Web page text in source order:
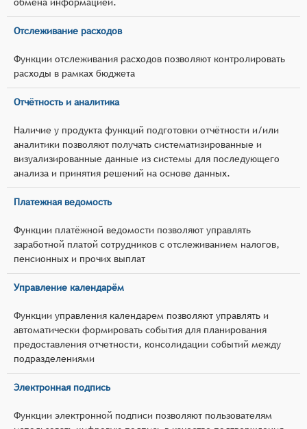
Отслеживание расходов
Функции отслеживания расходов позволяют контролировать
расходы в рамках бюджета
Отчётность и аналитика
Наличие у продукта функций подготовки отчётности и/или
аналитики позволяют получать систематизированные и
визуализированные данные из системы для последующего
анализа и принятия решений на основе данных.
Платежная ведомость
Функции платёжной ведомости позволяют управлять
заработной платой сотрудников с отслеживанием налогов,
пенсионных и прочих выплат
Управление календарём
Функции управления календарем позволяют управлять и
автоматически формировать события для планирования
предоставления отчетности, консолидации событий между
подразделениями
Электронная подпись
Функции электронной подписи позволяют пользователям